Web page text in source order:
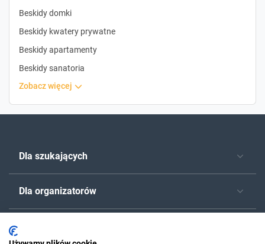
Beskidy domki
Beskidy kwatery prywatne
Beskidy apartamenty
Beskidy sanatoria
zobacz więcej
Dla szukających
Dla organizatorów